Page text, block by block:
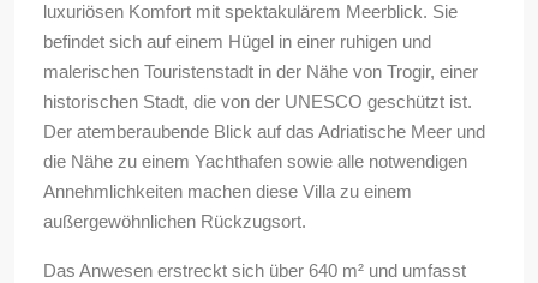
luxuriösen Komfort mit spektakulärem Meerblick. Sie
befindet sich auf einem Hügel in einer ruhigen und
malerischen Touristenstadt in der Nähe von Trogir, einer
historischen Stadt, die von der UNESCO geschützt ist.
Der atemberaubende Blick auf das Adriatische Meer und
die Nähe zu einem Yachthafen sowie alle notwendigen
Annehmlichkeiten machen diese Villa zu einem
außergewöhnlichen Rückzugsort.
Das Anwesen erstreckt sich über 640 m² und umfasst